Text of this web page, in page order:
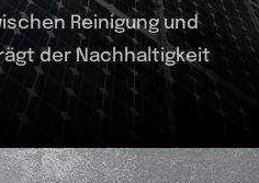
Reinigung und
der Nachhaltigkeit